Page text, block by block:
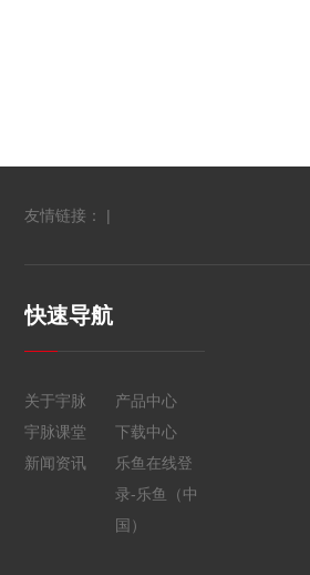
友情链接： |
快速导航
关于宇脉
产品中心
宇脉课堂
下载中心
新闻资讯
乐鱼在线登
录-乐鱼（中
国）